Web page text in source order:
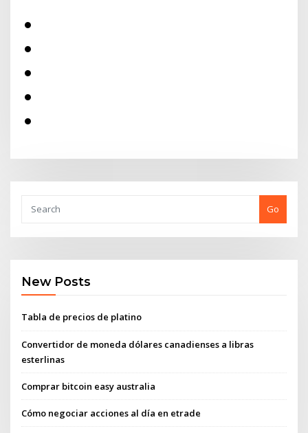
Go
New Posts
Tabla de precios de platino
Convertidor de moneda dólares canadienses a libras
esterlinas
Comprar bitcoin easy australia
Cómo negociar acciones al día en etrade